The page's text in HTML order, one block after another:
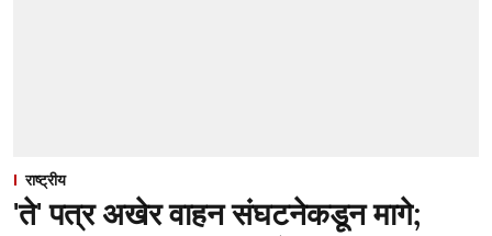
राष्ट्रीय
'ते' पत्र अखेर वाहन संघटनेकडून मागे;